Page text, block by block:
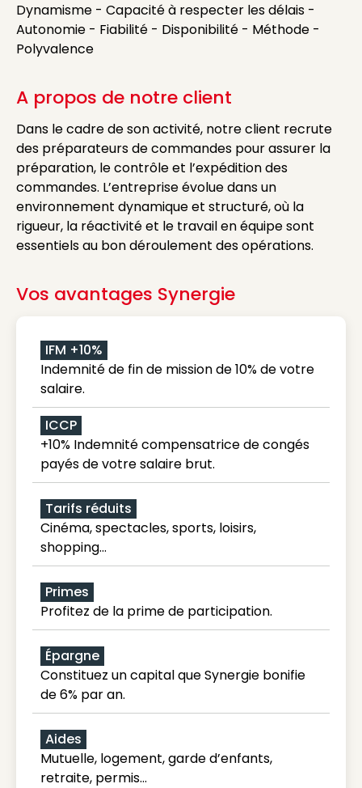
Dynamisme - Capacité à respecter les délais -
Autonomie - Fiabilité - Disponibilité - Méthode -
Polyvalence
A propos de notre client
Dans le cadre de son activité, notre client recrute
des préparateurs de commandes pour assurer la
préparation, le contrôle et l’expédition des
commandes. L’entreprise évolue dans un
environnement dynamique et structuré, où la
rigueur, la réactivité et le travail en équipe sont
essentiels au bon déroulement des opérations.
Vos avantages Synergie
IFM +10%
Indemnité de fin de mission de 10% de votre
salaire.
ICCP
+10% Indemnité compensatrice de congés
payés de votre salaire brut.
Tarifs réduits
Cinéma, spectacles, sports, loisirs,
shopping...
Primes
Profitez de la prime de participation.
Épargne
Constituez un capital que Synergie bonifie
de 6% par an.
Aides
Mutuelle, logement, garde d’enfants,
retraite, permis…